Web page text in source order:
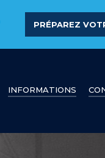
PRÉPAREZ
INFORMATIONS